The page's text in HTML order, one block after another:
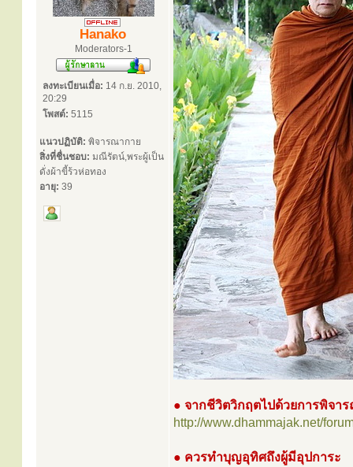
Hanako
Moderators-1
ลงทะเบียนเมื่อ: 14 ก.ย. 2010,
20:29
โพสต์: 5115
แนวปฏิบัติ: พิจารณากาย
สิ่งที่ชื่นชอบ: มณีรัตน์,พระผู้เป็น
ดั่งผ้าขี้ร้วห่อทอง
อายุ: 39
● จากชีวิตวิกฤตไปด้วยการพิจา
http://www.dhammajak.net/
● ควรทำบุญอุทิศถึงผู้มีอุปการะ